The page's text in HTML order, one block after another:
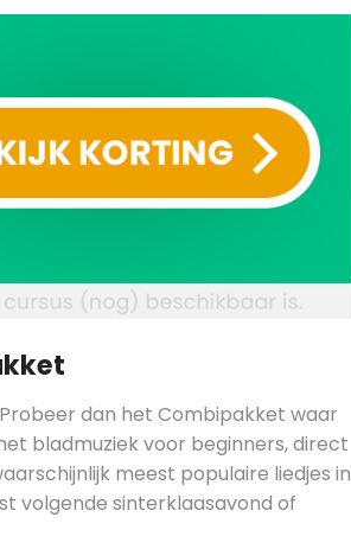
dan het Combipakket waar
bladmuziek voor beginners, direct
meest populaire liedjes in
volgende sinterklaasavond of